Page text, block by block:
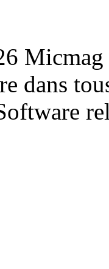
Micmag
dans